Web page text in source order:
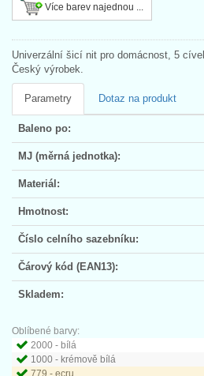
Více barev najednou ...
Univerzální šicí nit pro domácnost, 5
Český výrobek.
Parametry Dotaz na produkt
Baleno po:
MJ (měrná jednotka):
Materiál:
Hmotnost:
Číslo celního sazebníku:
Čárový kód (EAN13):
Skladem:
Oblíbené barvy:
2000 - bílá
1000 - krémově bílá
779 - ecru